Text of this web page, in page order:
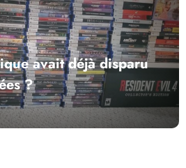
avait déjà disparu
?